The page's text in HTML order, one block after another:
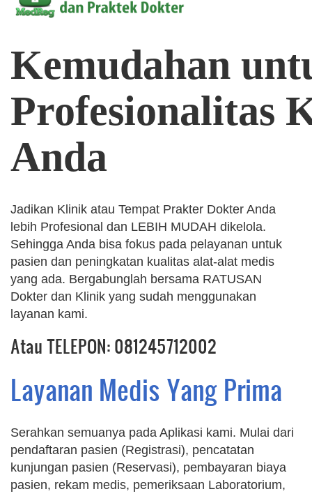
Kemudahan
Profesionalitas
Anda
Jadikan Klinik atau Tempat Prakter Dokter Anda
lebih Profesional dan LEBIH MUDAH dikelola.
Sehingga Anda bisa fokus pada pelayanan untuk
pasien dan peningkatan kualitas alat-alat medis
yang ada. Bergabunglah bersama RATUSAN
Dokter dan Klinik yang sudah menggunakan
layanan kami.
Atau TELEPON: 081245712002
Layanan Medis Yang Prima
Serahkan semuanya pada Aplikasi kami. Mulai dari
pendaftaran pasien (Registrasi), pencatatan
kunjungan pasien (Reservasi), pembayaran biaya
pasien, rekam medis, pemeriksaan Laboratorium,